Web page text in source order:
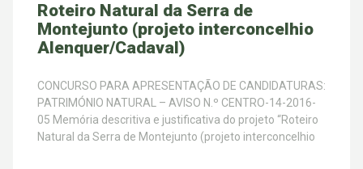
Roteiro Natural da Serra de
Montejunto (projeto interconcelhio
Alenquer/Cadaval)
CONCURSO PARA APRESENTAÇÃO DE CANDIDATURAS:
PATRIMÓNIO NATURAL – AVISO N.º CENTRO-14-2016-
05 Memória descritiva e justificativa do projeto “Roteiro
Natural da Serra de Montejunto (projeto interconcelhio